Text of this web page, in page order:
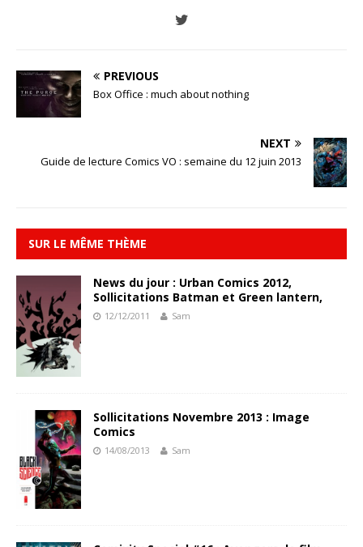
PREVIOUS
Box Office : much about nothing
NEXT
Guide de lecture Comics VO : semaine du 12 juin 2013
SUR LE MÊME THÈME
News du jour : Urban Comics 2012,
Sollicitations Batman et Green lantern,
12/12/2011 Sam
Sollicitations Novembre 2013 : Image
Comics
14/08/2013 Sam